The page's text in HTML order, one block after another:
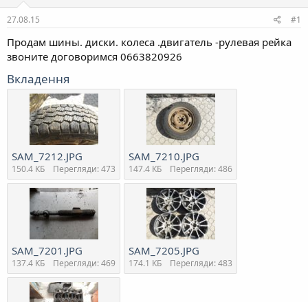
е
м
и
р
н
н
я
27.08.15 #1
Продам шины. диски. колеса .двигатель -рулевая рейка
звоните договоримся 0663820926
Вкладення
SAM_7212.JPG
150.4 КБ Перегляди: 473
SAM_7210.JPG
147.4 КБ Перегляди: 486
SAM_7201.JPG
137.4 КБ Перегляди: 469
SAM_7205.JPG
174.1 КБ Перегляди: 483